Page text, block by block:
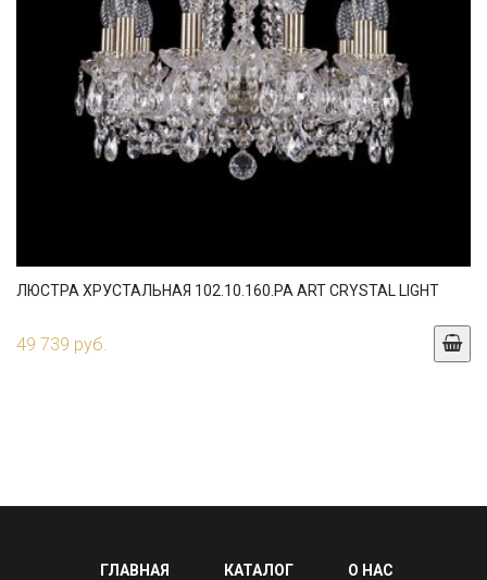
ЛЮСТРА ХРУСТАЛЬНАЯ 102.10.160.PA ART CRYSTAL LIGHT
49 739 руб.
ГЛАВНАЯ КАТАЛОГ О НАС